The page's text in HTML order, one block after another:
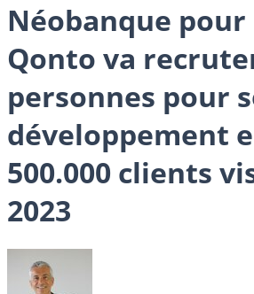
Néobanque pour
Qonto va
personnes pour
développement
500.000 clients
2023